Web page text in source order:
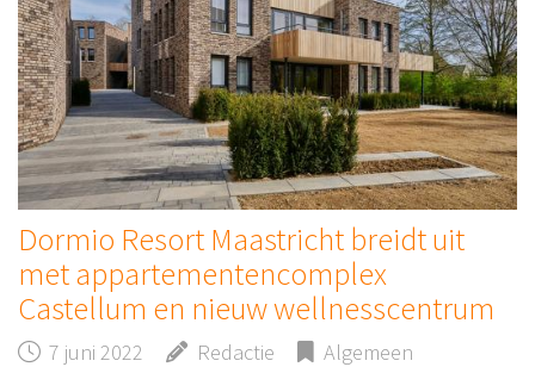
Dormio Resort Maastricht breidt uit
met appartementencomplex
Castellum en nieuw wellnesscentrum
7 juni 2022 Redactie Algemeen